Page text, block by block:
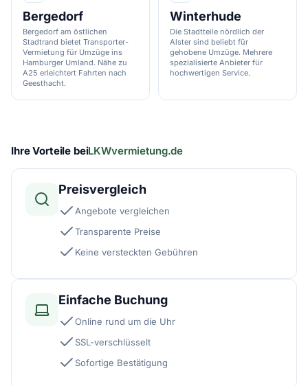
Bergedorf
Bergedorf am östlichen
Stadtrand bietet Transporter-
Vermietung für Umzüge ins
Hamburger Umland. Nähe zu
A25 erleichtert Fahrten nach
Geesthacht.
Winterhude
Die Stadtteile nördlich der
Alster sind beliebt für
gehobene Umzüge. Mehrere
spezialisierte Anbieter für
hochwertigen Service.
Ihre Vorteile beiLKWvermietung.de
Preisvergleich
Angebote vergleichen
Transparente Preise
Keine versteckten Gebühren
Einfache Buchung
Online rund um die Uhr
SSL-verschlüsselt
Sofortige Bestätigung